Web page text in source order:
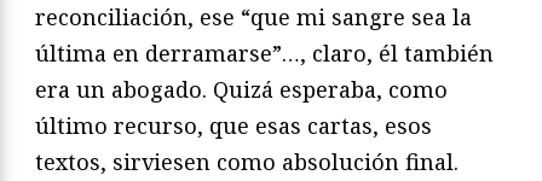
reconciliación, ese “que mi sangre sea la
última en derramarse”…, claro, él también
era un abogado. Quizá esperaba, como
último recurso, que esas cartas, esos
textos, sirviesen como absolución final.